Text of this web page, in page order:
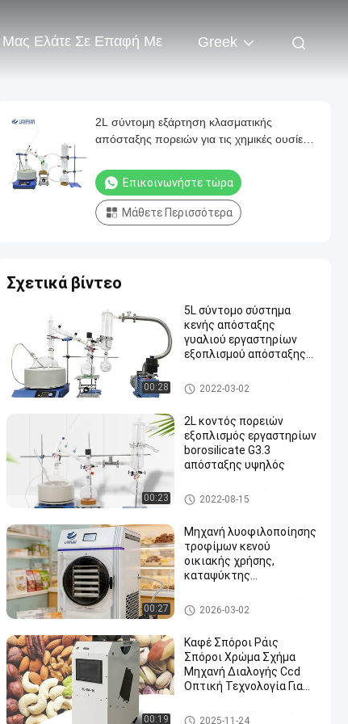
Μας Ελάτε Σε Επαφή Με Greek
2L σύντομη εξάρτηση κλασματικής
απόσταξης πορειών για τις χημικές ουσίες
Επικοινωνήστε τώρα
Μάθετε Περισσότερα
Σχετικά βίντεο
00:28
5L σύντομο σύστημα
κενής απόσταξης
γυαλιού εργαστηρίων
εξοπλισμού απόσταξης
κοντός εξοπλισμός απόσταξ
ης πορειών
2022-03-02
00:23
2L κοντός πορειών
εξοπλισμός εργαστηρίων
borosilicate G3.3
απόσταξης υψηλός
κοντός εξοπλισμός απόσταξ
ης πορειών
2022-08-15
00:27
Μηχανή λυοφιλοποίησης
τροφίμων κενού
οικιακής χρήσης,
καταψύκτης
Κενός στεγνωτήρας παγώμα
τος
2026-03-02
00:19
Καφέ Σπόροι Ράις
Σπόροι Χρώμα Σχήμα
Μηχανή Διαλογής Ccd
Οπτική Τεχνολογία Για
Μηχανή διαλογέων χρώματο
2025-11-24